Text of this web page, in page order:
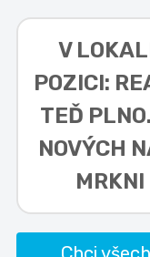
V
POZICI:
TEĎ
NOVÝCH